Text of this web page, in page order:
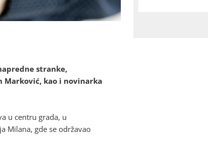
stranke,
Marković, kao i novinarka
u centru grada, u
Milana, gde se održavao